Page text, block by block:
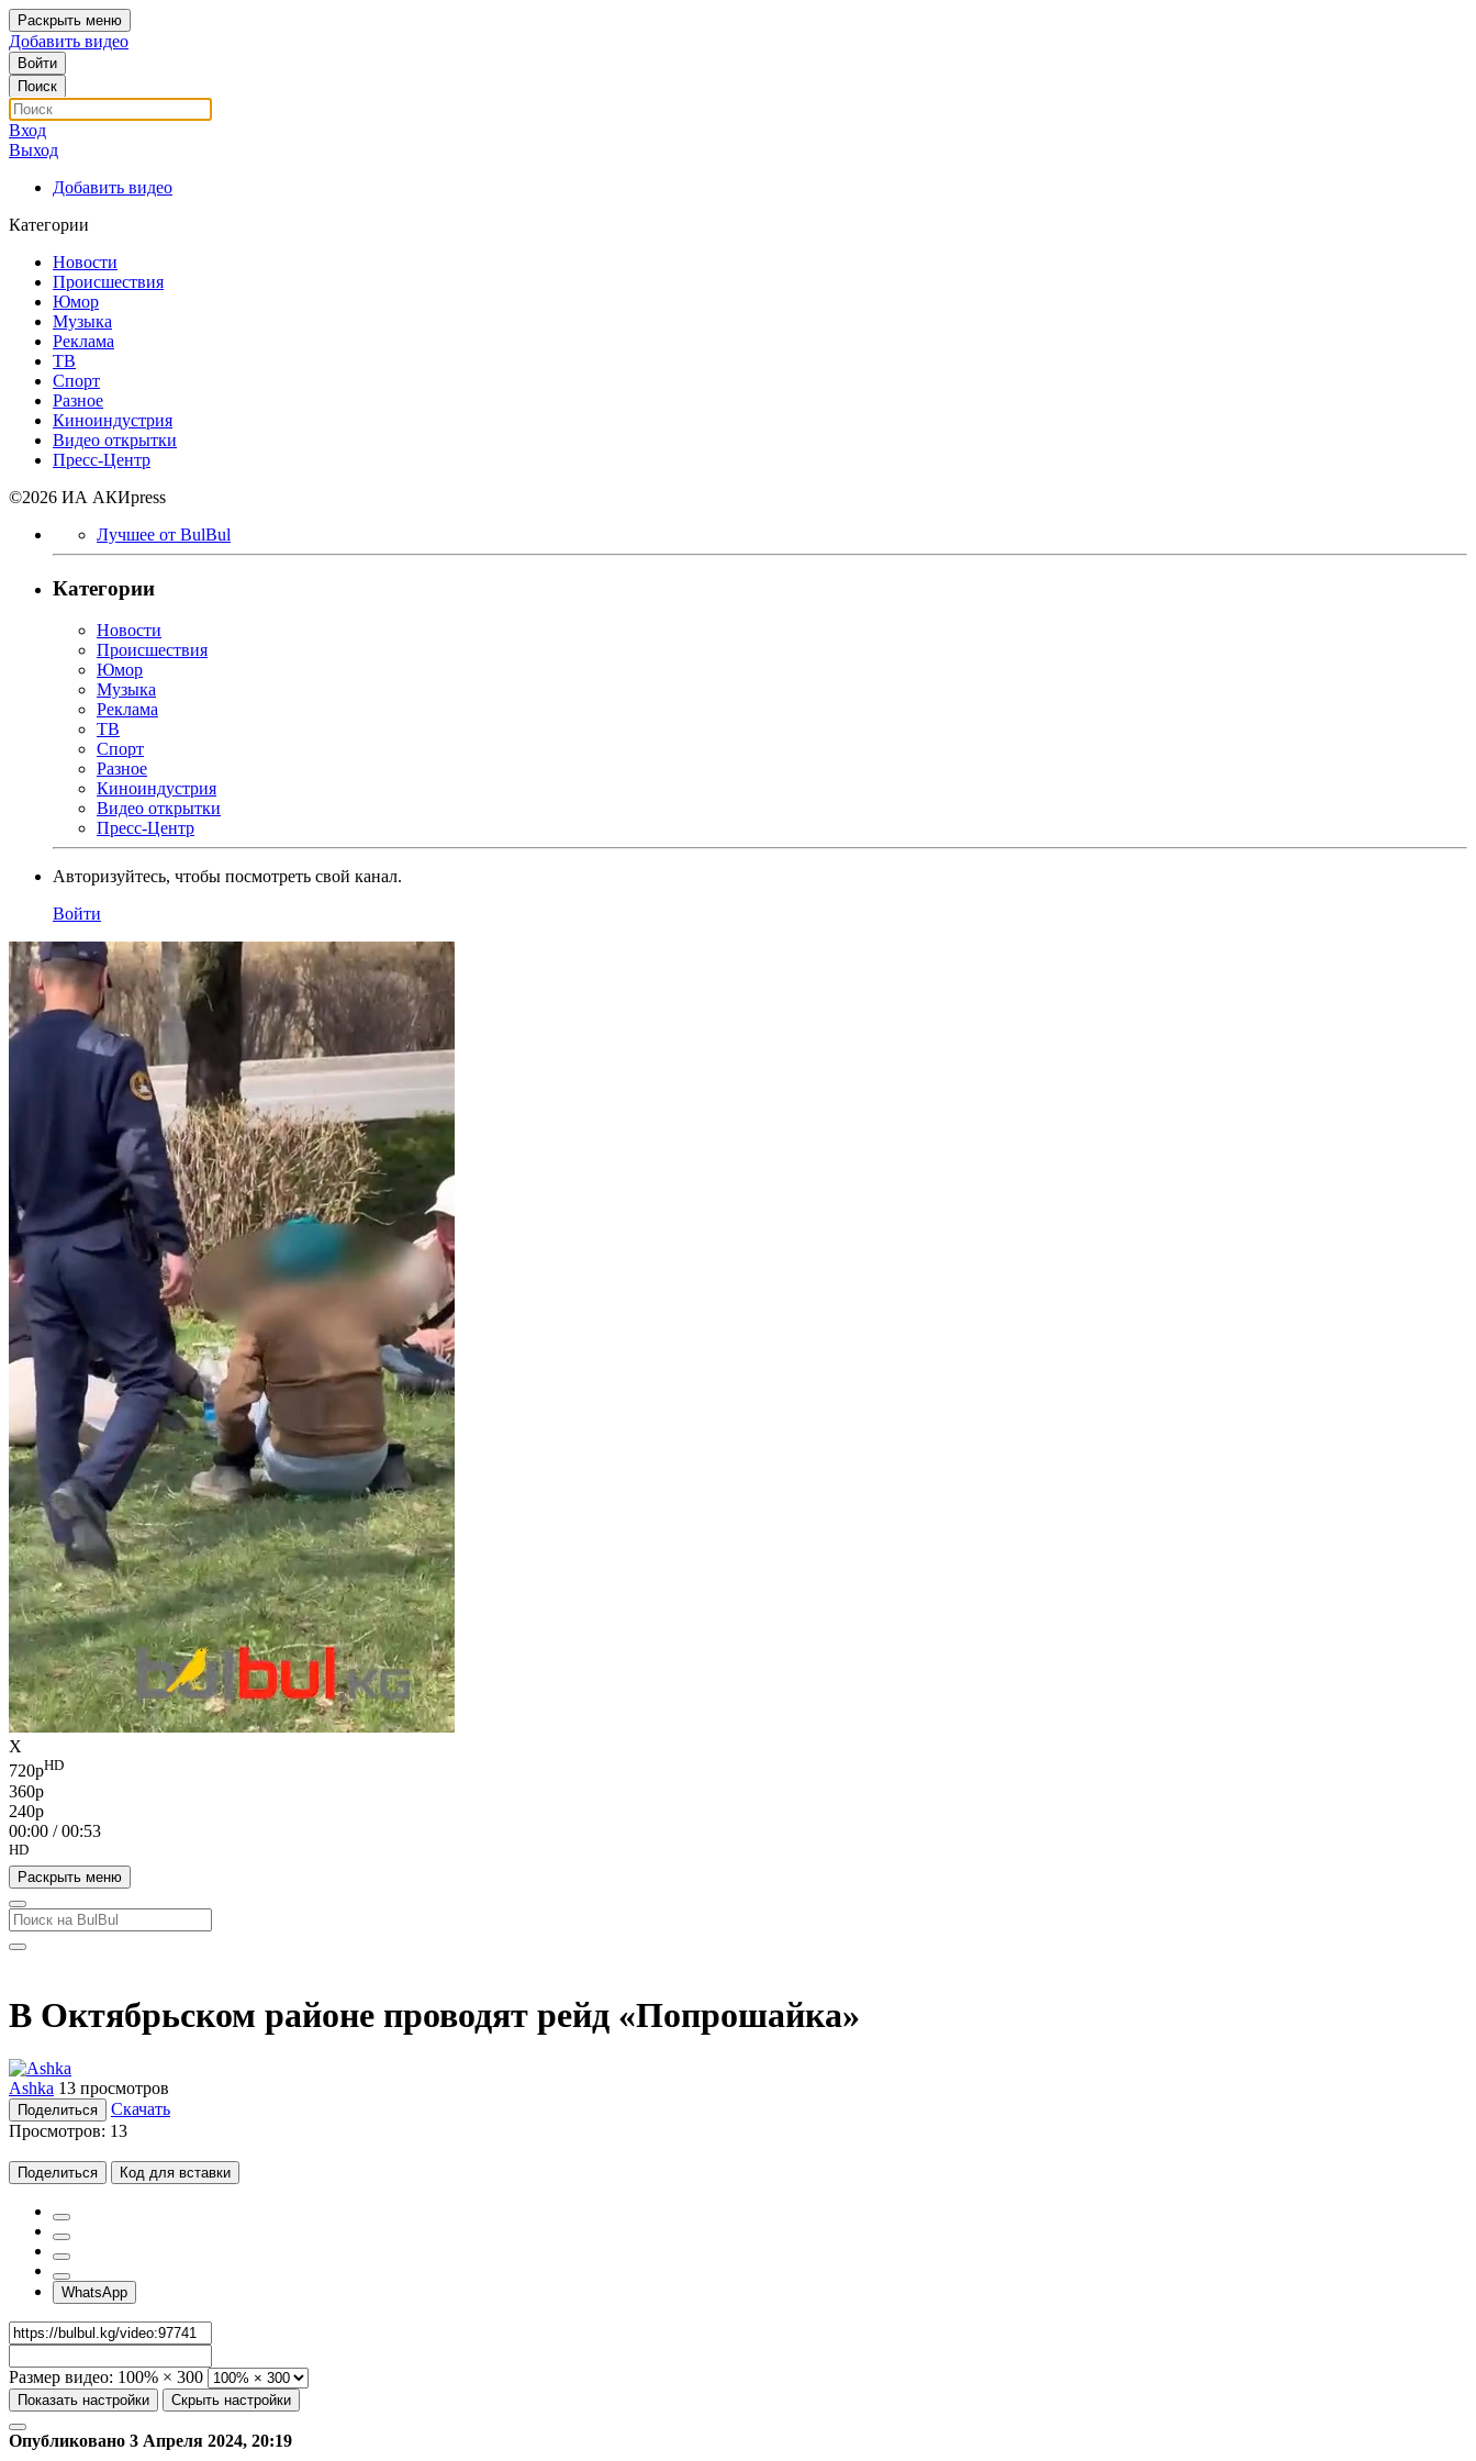
Раскрыть меню
Добавить видео
Войти
Поиск
Вход
Выход
Добавить видео
Категории
Новости
Происшествия
Юмор
Музыка
Реклама
ТВ
Спорт
Разное
Киноиндустрия
Видео открытки
Пресс-Центр
©2026 ИА АКИpress
Лучшее от BulBul
Категории
Новости
Происшествия
Юмор
Музыка
Реклама
ТВ
Спорт
Разное
Киноиндустрия
Видео открытки
Пресс-Центр
Авторизуйтесь, чтобы посмотреть свой канал.
Войти
X
720pHD
360p
240p
00:00 /00:53
HD
Раскрыть меню
В Октябрьском районе проводят рейд «Попрошайка»
Ashka 13 просмотров
Поделиться
Скачать
Просмотров: 13
Поделиться Код для вставки
WhatsApp
Размер видео: 100% × 300
Показать настройки Скрыть настройки
Опубликовано 3 Апреля 2024, 20:19